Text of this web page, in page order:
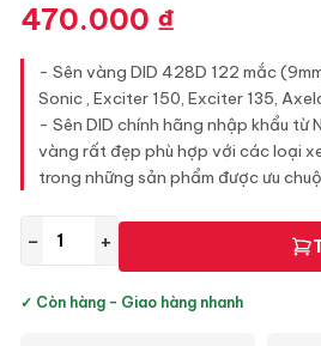
470.000 ₫
- Sên vàng DID 428D 122 mắc
Sonic , Exciter 150, Exciter 135,
- Sên DID chính hãng nhập khẩu từ
vàng rất đẹp phù hợp với các loại
trong những sản phẩm được ưu
− +
✓ Còn hàng - Giao hàng nhanh